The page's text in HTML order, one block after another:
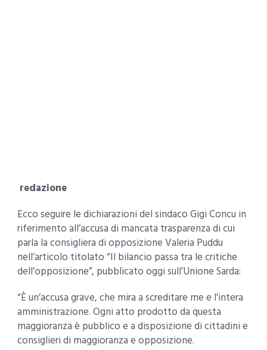
redazione
Ecco seguire le dichiarazioni del sindaco Gigi Concu in
riferimento all’accusa di mancata trasparenza di cui
parla la consigliera di opposizione Valeria Puddu
nell’articolo titolato “Il bilancio passa tra le critiche
dell’opposizione”, pubblicato oggi sull’Unione Sarda:
“È un’accusa grave, che mira a screditare me e l’intera
amministrazione. Ogni atto prodotto da questa
maggioranza è pubblico e a disposizione di cittadini e
consiglieri di maggioranza e opposizione.